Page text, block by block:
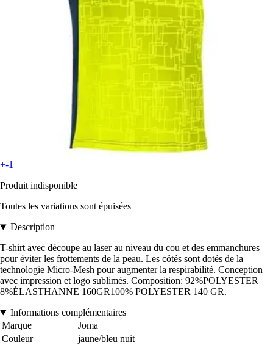
+-1
Produit indisponible
Toutes les variations sont épuisées
Description
T-shirt avec découpe au laser au niveau du cou et des emmanchures
pour éviter les frottements de la peau. Les côtés sont dotés de la
technologie Micro-Mesh pour augmenter la respirabilité. Conception
avec impression et logo sublimés. Composition: 92%POLYESTER
8%ÉLASTHANNE 160GR100% POLYESTER 140 GR.
Informations complémentaires
Marque
Joma
Couleur
jaune/bleu nuit